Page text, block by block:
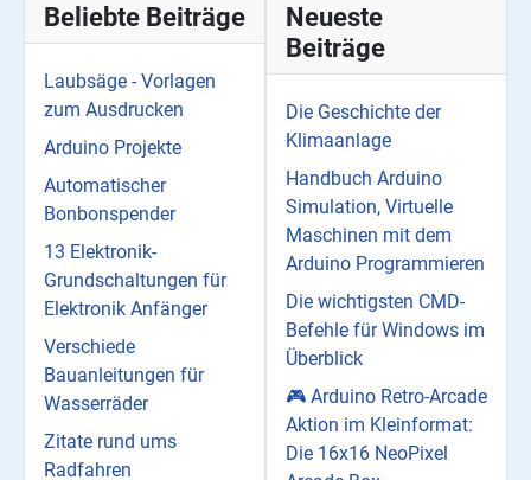
Beliebte Beiträge
Laubsäge - Vorlagen
zum Ausdrucken
Arduino Projekte
Automatischer
Bonbonspender
13 Elektronik-
Grundschaltungen für
Elektronik Anfänger
Verschiede
Bauanleitungen für
Wasserräder
Zitate rund ums
Radfahren
Neueste
Beiträge
Die Geschichte der
Klimaanlage
Handbuch Arduino
Simulation, Virtuelle
Maschinen mit dem
Arduino Programmieren
Die wichtigsten CMD-
Befehle für Windows im
Überblick
🎮 Arduino Retro-Arcade
Aktion im Kleinformat:
Die 16x16 NeoPixel